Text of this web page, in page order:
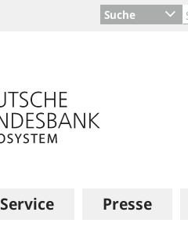
Suche
Service Presse